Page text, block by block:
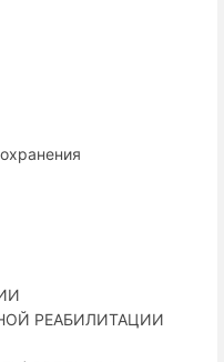
РЕАБИЛИТАЦИИ